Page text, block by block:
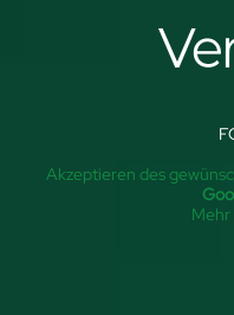
Akzeptieren des